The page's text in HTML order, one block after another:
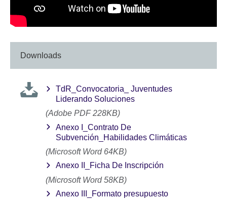
Downloads
TdR_Convocatoria_ Juventudes
Liderando Soluciones
(Adobe PDF 228KB)
Anexo I_Contrato De
Subvención_Habilidades Climáticas
(Microsoft Word 64KB)
Anexo II_Ficha De Inscripción
(Microsoft Word 58KB)
Anexo III_Formato presupuesto